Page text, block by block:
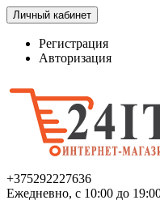
Личный кабинет
Регистрация
Авторизация
+375292227636
Ежедневно, с 10:00 до